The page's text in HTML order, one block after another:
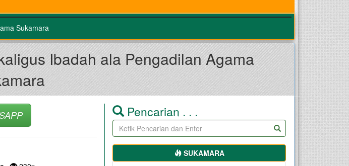
Sukamara
Ibadah ala Pengadilan Agama
Pencarian . . .
SUKAMARA